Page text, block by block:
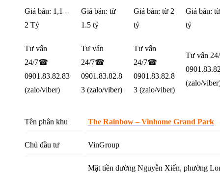
Giá bán: 1,1 –
2 Tỷ
Giá bán: từ
1.5 tỷ
Giá bán: từ 2
tỷ
Giá bán:
tỷ
Tư vấn
24/7☎
0901.83.82.83
(zalo/viber)
Tư vấn
24/7☎
0901.83.82.8
3 (zalo/viber)
Tư vấn
24/7☎
0901.83.82.8
3 (zalo/viber)
Tư vấn
(zalo/
Tên phân khu The Rainbow – Vinhome Grand Park
Chủ đầu tư VinGroup
Mặt tiền đường Nguyễn Xiển, phường